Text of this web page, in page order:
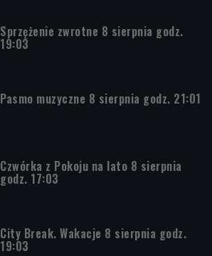
Sprzężenie zwrotne 8 sierpnia godz.
19:03
Pasmo muzyczne 8 sierpnia godz. 21:01
Czwórka z Pokoju na lato 8 sierpnia
godz. 17:03
City Break. Wakacje 8 sierpnia godz.
19:03